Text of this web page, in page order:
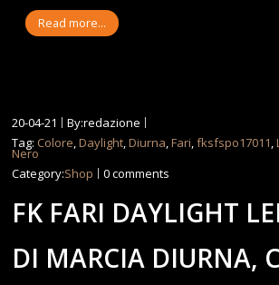
Read more...
20-04-21
By:redazione
Tag: Colore ,Daylight ,Diurna ,Fari ,fksfspo17011 ,
Nero
Category:Shop 0 comments
FK FARI DAYLIGHT
DI MARCIA DIURNA,